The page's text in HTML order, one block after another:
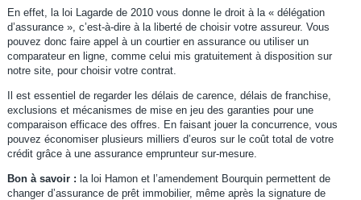
En effet, la loi Lagarde de 2010 vous donne le droit à la « délégation
d’assurance », c’est-à-dire à la liberté de choisir votre assureur. Vous
pouvez donc faire appel à un courtier en assurance ou utiliser un
comparateur en ligne, comme celui mis gratuitement à disposition sur
notre site, pour choisir votre contrat.
Il est essentiel de regarder les délais de carence, délais de franchise,
exclusions et mécanismes de mise en jeu des garanties pour une
comparaison efficace des offres. En faisant jouer la concurrence, vous
pouvez économiser plusieurs milliers d’euros sur le coût total de votre
crédit grâce à une assurance emprunteur sur-mesure.
Bon à savoir : la loi Hamon et l’amendement Bourquin permettent de
changer d’assurance de prêt immobilier, même après la signature de